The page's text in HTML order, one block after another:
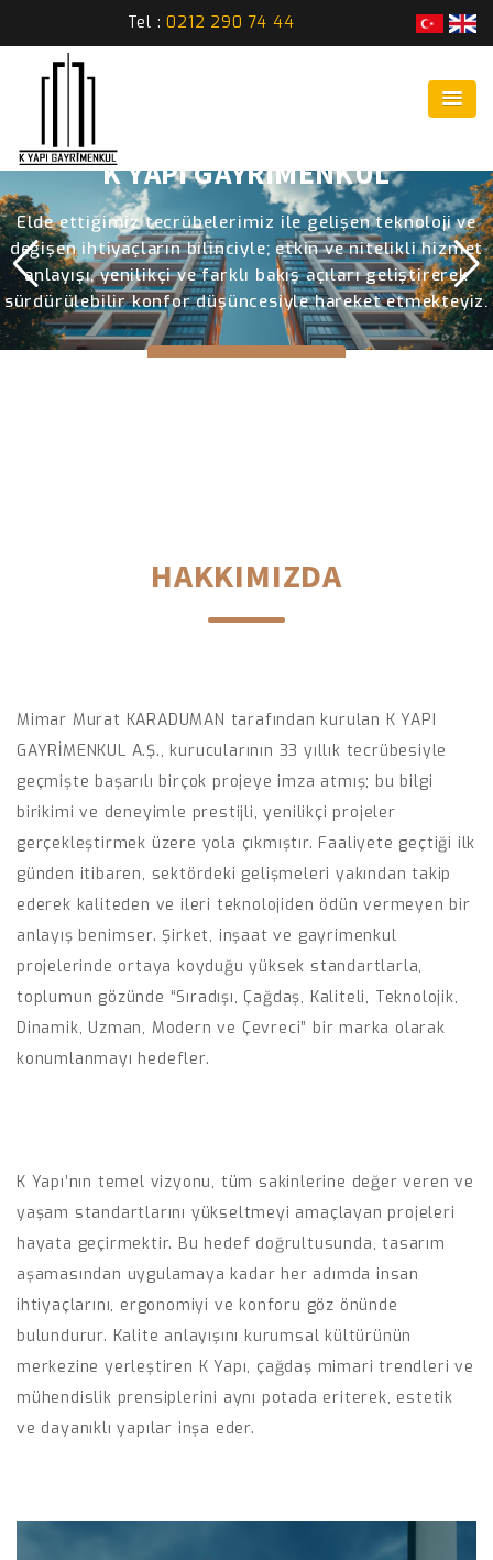
Tel :0212 290 74 44
K YAPI
DETAYLAR
HAKKIMIZDA
Mimar Murat KARADUMAN tarafından kurulan K YAPI
GAYRİMENKUL A.Ş., kurucularının 33 yıllık tecrübesiyle
geçmişte başarılı birçok projeye imza atmış; bu bilgi
birikimi ve deneyimle prestijli, yenilikçi projeler
gerçekleştirmek üzere yola çıkmıştır. Faaliyete geçtiği ilk
günden itibaren, sektördeki gelişmeleri yakından takip
ederek kaliteden ve ileri teknolojiden ödün vermeyen bir
anlayış benimser. Şirket, inşaat ve gayrimenkul
projelerinde ortaya koyduğu yüksek standartlarla,
toplumun gözünde “Sıradışı, Çağdaş, Kaliteli, Teknolojik,
Dinamik, Uzman, Modern ve Çevreci” bir marka olarak
konumlanmayı hedefler.
K Yapı’nın temel vizyonu, tüm sakinlerine değer veren ve
yaşam standartlarını yükseltmeyi amaçlayan projeleri
hayata geçirmektir. Bu hedef doğrultusunda, tasarım
aşamasından uygulamaya kadar her adımda insan
ihtiyaçlarını, ergonomiyi ve konforu göz önünde
bulundurur. Kalite anlayışını kurumsal kültürünün
merkezine yerleştiren K Yapı, çağdaş mimari trendleri ve
mühendislik prensiplerini aynı potada eriterek, estetik
ve dayanıklı yapılar inşa eder.